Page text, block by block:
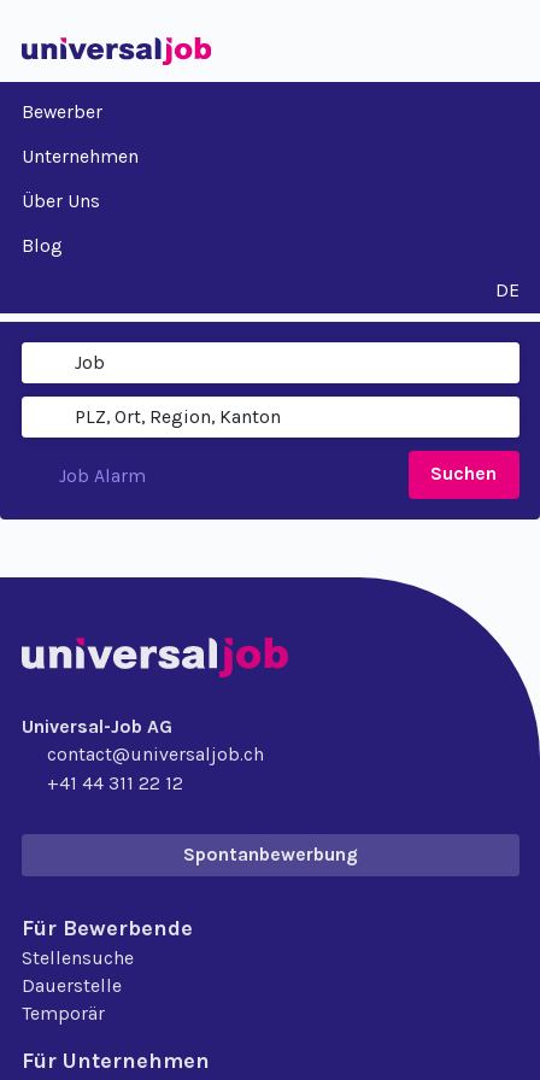
Bewerber
Unternehmen
Über Uns
Blog
DE
Suchen
Job Alarm
Universal-Job AG
contact@universaljob.ch
+41 44 311 22 12
Spontanbewerbung
Für Bewerbende
Stellensuche
Dauerstelle
Temporär
Für Unternehmen